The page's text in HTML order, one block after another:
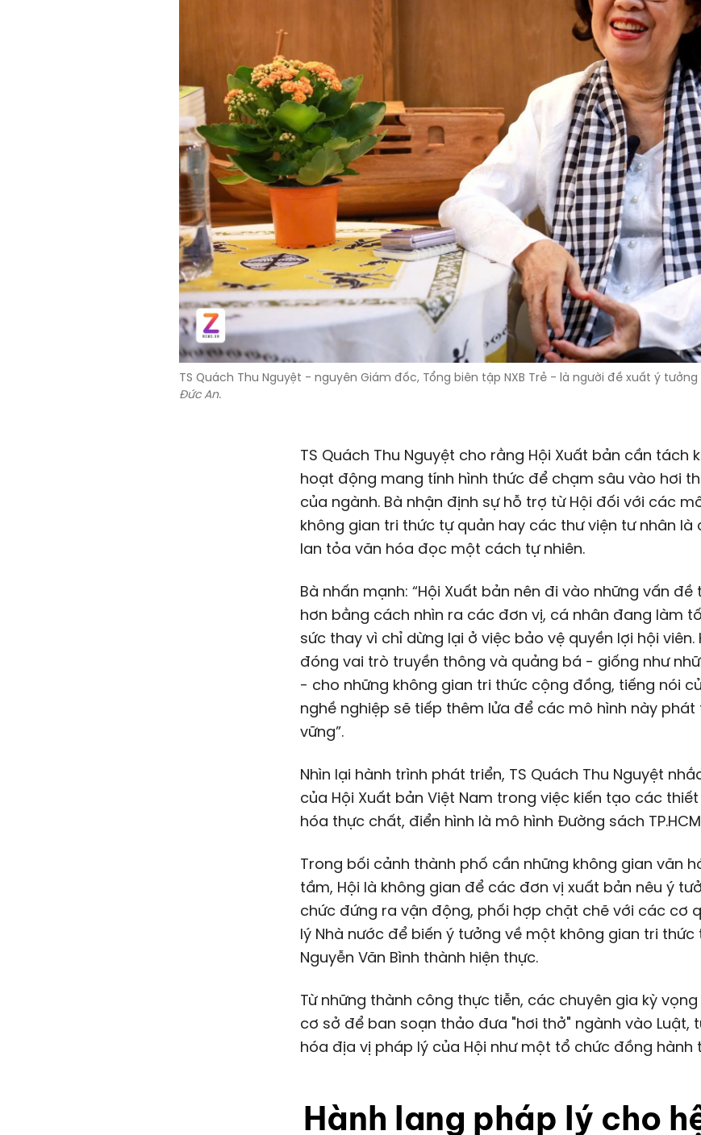
TS Quách Thu Nguyệt - nguyên Giám đốc, Tổng biên tập NXB Trẻ - là người đề xuất ý
Đức An.
TS Quách Thu Nguyệt cho rằng Hội Xuất bản cần tách
hoạt động mang tính hình thức để chạm sâu vào hơi
của ngành. Bà nhận định sự hỗ trợ từ Hội đối với các
không gian tri thức tự quản hay các thư viện tư nhân là
lan tỏa văn hóa đọc một cách tự nhiên.
Bà nhấn mạnh: “Hội Xuất bản nên đi vào những vấn đề
hơn bằng cách nhìn ra các đơn vị, cá nhân đang làm
sức thay vì chỉ dừng lại ở việc bảo vệ quyền lợi hội viên.
đóng vai trò truyền thông và quảng bá - giống như
- cho những không gian tri thức cộng đồng, tiếng nói
nghề nghiệp sẽ tiếp thêm lửa để các mô hình này phát
vững”.
Nhìn lại hành trình phát triển, TS Quách Thu Nguyệt
của Hội Xuất bản Việt Nam trong việc kiến tạo các
hóa thực chất, điển hình là mô hình Đường sách
Trong bối cảnh thành phố cần những không gian văn
tầm, Hội là không gian để các đơn vị xuất bản nêu ý
chức đứng ra vận động, phối hợp chặt chẽ với các cơ
lý Nhà nước để biến ý tưởng về một không gian tri
Nguyễn Văn Bình thành hiện thực.
Từ những thành công thực tiễn, các chuyên gia kỳ
cơ sở để ban soạn thảo đưa "hơi thở" ngành vào Luật,
hóa địa vị pháp lý của Hội như một tổ chức đồng hành
Hành lang pháp lý cho